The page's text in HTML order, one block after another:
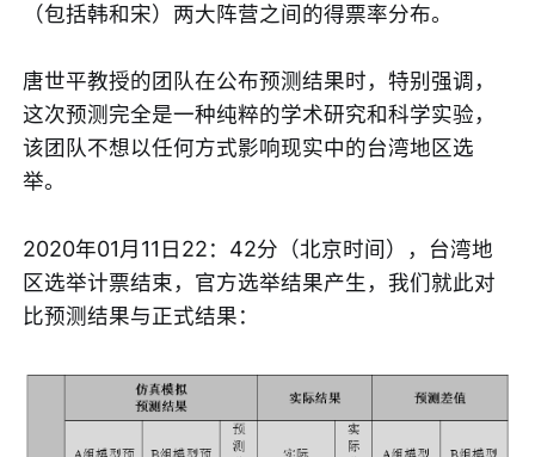
（包括韩和宋）两大阵营之间的得票率分布。
唐世平教授的团队在公布预测结果时，特别强调，
这次预测完全是一种纯粹的学术研究和科学实验，
该团队不想以任何方式影响现实中的台湾地区选
举。
2020年01月11日22：42分（北京时间），台湾地
区选举计票结束，官方选举结果产生，我们就此对
比预测结果与正式结果：